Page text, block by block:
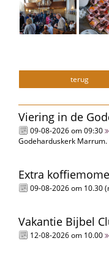
terug
Viering in de
09-08-2026 om 09:30
Godeharduskerk
Extra
09-08-2026 om 10.30
Vakantie Bijbel
12-08-2026 om 10.00